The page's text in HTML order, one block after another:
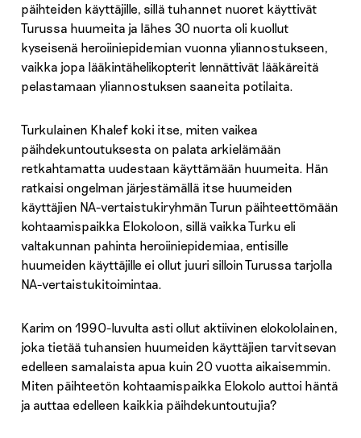
päihteiden käyttäjille, sillä tuhannet nuoret käyttivät
Turussa huumeita ja lähes 30 nuorta oli kuollut
kyseisenä heroiiniepidemian vuonna yliannostukseen,
vaikka jopa lääkintähelikopterit lennättivät lääkäreitä
pelastamaan yliannostuksen saaneita potilaita.
Turkulainen Khalef koki itse, miten vaikea
päihdekuntoutuksesta on palata arkielämään
retkahtamatta uudestaan käyttämään huumeita. Hän
ratkaisi ongelman järjestämällä itse huumeiden
käyttäjien NA-vertaistukiryhmän Turun päihteettömään
kohtaamispaikka Elokoloon, sillä vaikka Turku eli
valtakunnan pahinta heroiiniepidemiaa, entisille
huumeiden käyttäjille ei ollut juuri silloin Turussa tarjolla
NA-vertaistukitoimintaa.
Karim on 1990-luvulta asti ollut aktiivinen elokololainen,
joka tietää tuhansien huumeiden käyttäjien tarvitsevan
edelleen samalaista apua kuin 20 vuotta aikaisemmin.
Miten päihteetön kohtaamispaikka Elokolo auttoi häntä
ja auttaa edelleen kaikkia päihdekuntoutujia?